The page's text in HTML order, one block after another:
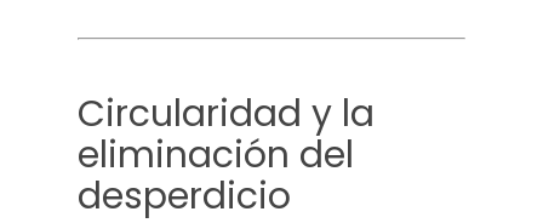
Circularidad y la
eliminación del
desperdicio